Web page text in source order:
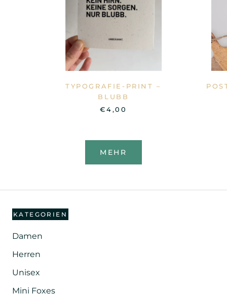
TYPOGRAFIE-PRINT –
BLUBB
€4,00
MEHR
KATEGORIEN
Damen
Herren
Unisex
Mini Foxes